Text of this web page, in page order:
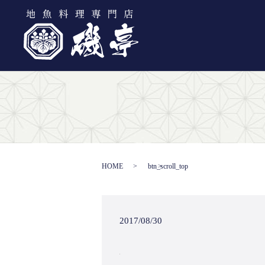
HOME btn_scroll_top
2017/08/30